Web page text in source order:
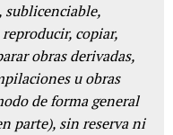
sublicenciable,
copiar,
obras derivadas,
u obras
de forma general
parte), sin reserva ni